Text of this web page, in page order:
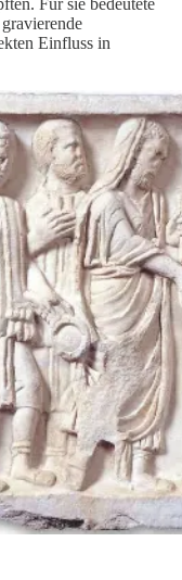
Für sie bedeutete
Einfluss in